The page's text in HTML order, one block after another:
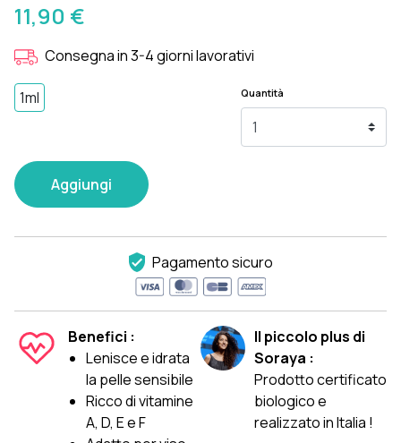
11,90 €
Consegna in 3-4 giorni lavorativi
1ml Quantità
Aggiungi
Pagamento sicuro
Benefici :
Lenisce e idrata
la pelle sensibile
Ricco di vitamine
A, D, E e F
Il piccolo plus di
Soraya :
Prodotto certificato
biologico e
realizzato in Italia !